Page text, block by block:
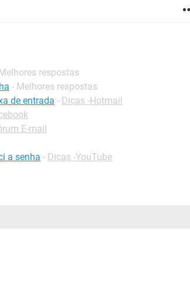
respostas
- Melhores respostas
de entrada - Dicas -Hotmail
E-mail
a senha - Dicas -YouTube